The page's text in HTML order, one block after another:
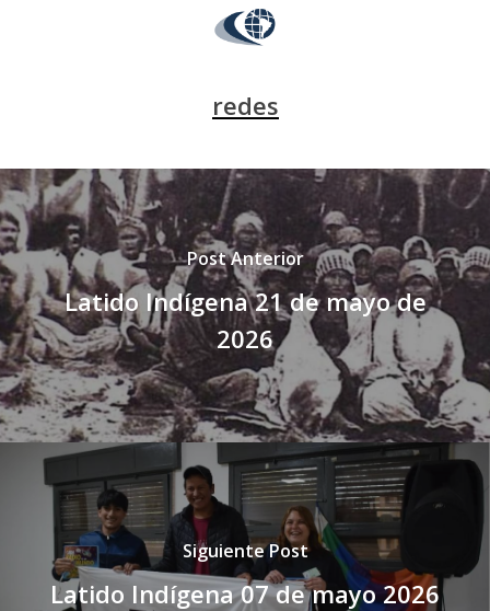
redes
Post Anterior
Latido Indígena 21 de mayo de
2026
Siguiente Post
Latido Indígena 07 de mayo 2026